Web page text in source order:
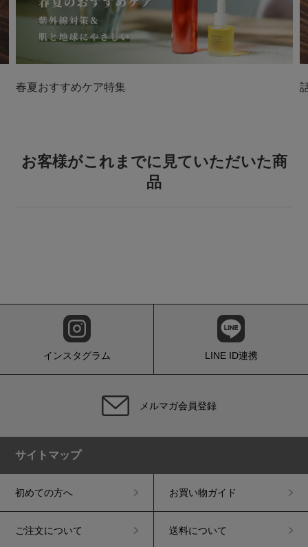
春夏おすすめケア特集
お客様がこれまでに見ていただいた商
品
インスタグラム LINE ID連携
メルマガ会員登録
サイトマップ
初めての方へ お買い物ガイド
ご注文について 送料について